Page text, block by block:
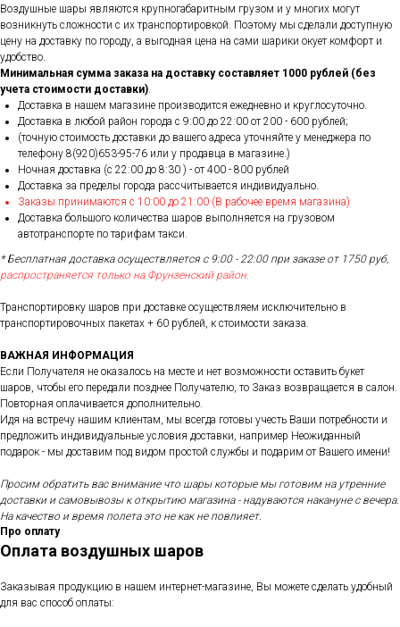
Воздушные шары являются крупногабаритным грузом и у многих могут
возникнуть сложности с их транспортировкой. Поэтому мы сделали доступную
цену на доставку по городу, а выгодная цена на сами шарики окует комфорт и
удобство.
Минимальная сумма заказа на доставку составляет 1000 рублей (без
учета стоимости доставки).
Доставка в нашем магазине производится ежедневно и круглосуточно.
Доставка в любой район города c 9:00 до 22:00 от 200 - 600 рублей;
(точную стоимость доставки до вашего адреса уточняйте у менеджера по
телефону 8(920)653-95-76 или у продавца в магазине.)
Ночная доставка (с 22:00 до 8:30 ) - от 400 - 800 рублей
Доставка за пределы города рассчитывается индивидуально.
Заказы принимаются с 10:00 до 21:00 (В рабочее время магазина)
Доставка большого количества шаров выполняется на грузовом
автотранспорте по тарифам такси.
* Бесплатная доставка осуществляется с 9:00 - 22:00 при заказе от 1750 руб,
распространяется только на Фрунзенский район.
Транспортировку шаров при доставке осуществляем исключительно в
транспортировочных пакетах + 60 рублей, к стоимости заказа.
ВАЖНАЯ ИНФОРМАЦИЯ
Если Получателя не оказалось на месте и нет возможности оставить букет
шаров, чтобы его передали позднее Получателю, то Заказ возвращается в салон.
Повторная оплачивается дополнительно.
Идя на встречу нашим клиентам, мы всегда готовы учесть Ваши потребности и
предложить индивидуальные условия доставки, например Неожиданный
подарок - мы доставим под видом простой службы и подарим от Вашего имени!
Просим обратить вас внимание что шары которые мы готовим на утренние
доставки и самовывозы к открытию магазина - надуваются накануне с вечера.
На качество и время полета это не как не повлияет.
Про оплату
Оплата воздушных шаров
Заказывая продукцию в нашем интернет-магазине, Вы можете сделать удобный
для вас способ оплаты: